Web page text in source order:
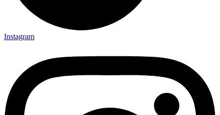
Instagram